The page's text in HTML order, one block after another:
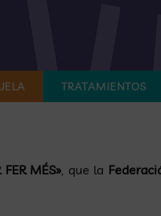
TRATAMIENTOS
FER MÉS» , que la